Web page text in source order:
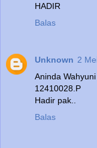
HADIR
Balas
Unknown 2
Aninda Wahyuni
12410028.P
Hadir pak..
Balas